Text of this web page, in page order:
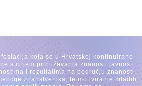
koja se u Hrvatskoj kontinuirano
s ciljem približavanja znanosti javnosti
i rezultatima na području znanosti,
znanstvenika, te motiviranje mladih